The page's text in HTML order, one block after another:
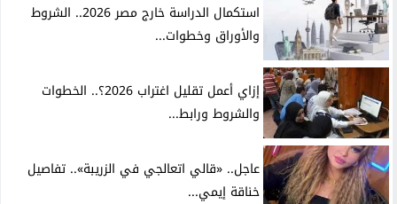
استكمال الدراسة خارج مصر 2026.. الشروط
والأوراق وخطوات...
إزاي أعمل تقليل اغتراب 2026؟.. الخطوات
والشروط ورابط...
عاجل.. «قالي اتعالجي في الزريبة».. تفاصيل
خناقة إيمي...